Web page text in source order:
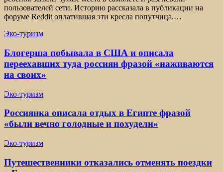
пользователей сети. Историю рассказала в публикации на
форуме Reddit оплатившая эти кресла попутчица.…
Эко-туризм
Блогерша побывала в США и описала
переехавших туда россиян фразой «наживаются
на своих»
Эко-туризм
Россиянка описала отдых в Египте фразой
«были вечно голодные и похудели»
Эко-туризм
Путешественники отказались отменять поездки